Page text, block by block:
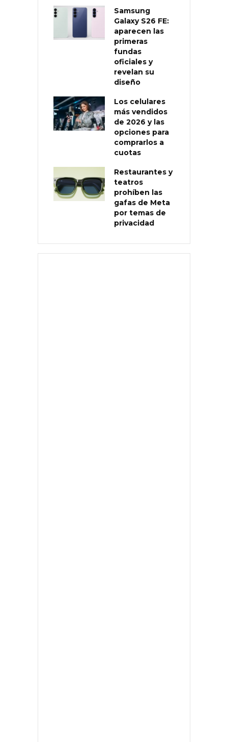
Samsung
Galaxy S26 FE:
aparecen las
primeras
fundas
oficiales y
revelan su
diseño
Los celulares
más vendidos
de 2026 y las
opciones para
comprarlos a
cuotas
Restaurantes y
teatros
prohíben las
gafas de Meta
por temas de
privacidad